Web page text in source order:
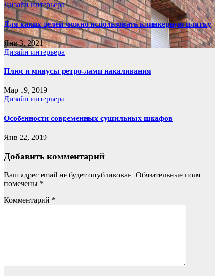
Дизайн интерьера
Для каких целей можно использовать клинкерную плитку
Янв 3, 2021
Дизайн интерьера
Плюс и минусы ретро-ламп накаливания
Мар 19, 2019
Дизайн интерьера
Особенности современных сушильных шкафов
Янв 22, 2019
Добавить комментарий
Ваш адрес email не будет опубликован. Обязательные поля
помечены *
Комментарий *